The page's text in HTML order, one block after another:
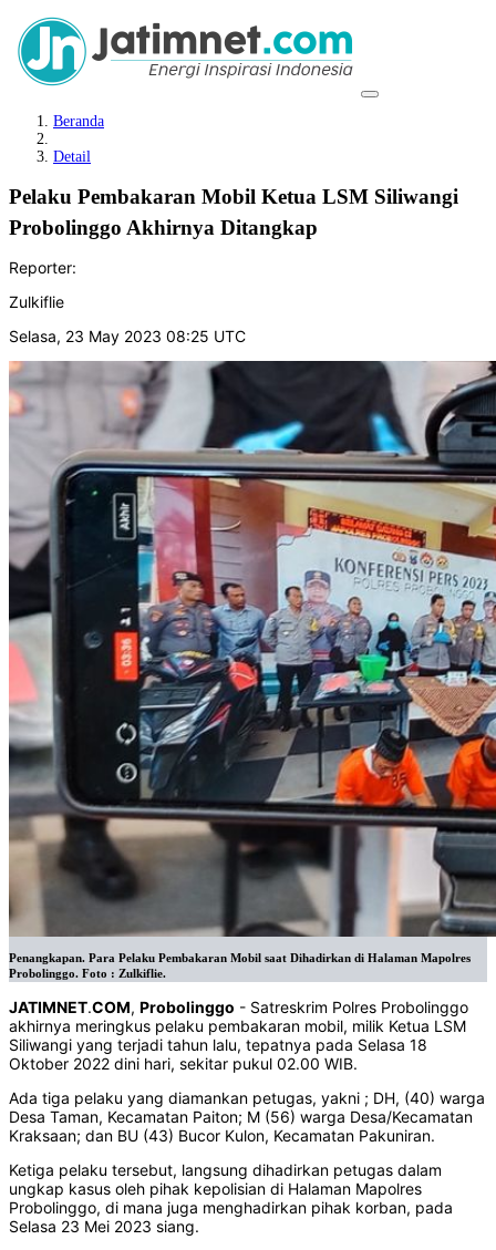
Beranda
Detail
Pelaku Pembakaran Mobil Ketua LSM Siliwangi
Probolinggo Akhirnya Ditangkap
Reporter:
Zulkiflie
Selasa, 23 May 2023 08:25 UTC
Penangkapan. Para Pelaku Pembakaran Mobil saat Dihadirkan di Halaman Mapolres
Probolinggo. Foto : Zulkiflie.
JATIMNET.COM, Probolinggo - Satreskrim Polres Probolinggo
akhirnya meringkus pelaku pembakaran mobil, milik Ketua LSM
Siliwangi yang terjadi tahun lalu, tepatnya pada Selasa 18
Oktober 2022 dini hari, sekitar pukul 02.00 WIB.
Ada tiga pelaku yang diamankan petugas, yakni ; DH, (40) warga
Desa Taman, Kecamatan Paiton; M (56) warga Desa/Kecamatan
Kraksaan; dan BU (43) Bucor Kulon, Kecamatan Pakuniran.
Ketiga pelaku tersebut, langsung dihadirkan petugas dalam
ungkap kasus oleh pihak kepolisian di Halaman Mapolres
Probolinggo, di mana juga menghadirkan pihak korban, pada
Selasa 23 Mei 2023 siang.